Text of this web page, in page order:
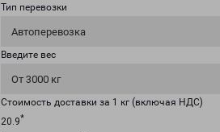
Тип перевозки
Автоперевозка
Введите вес
От 3000 кг
Стоимость доставки за 1 кг (включая НДС)
20.9*